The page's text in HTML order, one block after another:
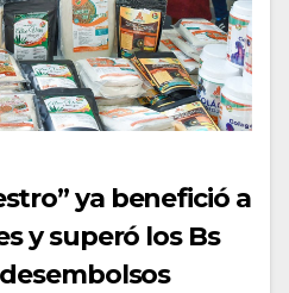
ya benefició a
y superó los Bs